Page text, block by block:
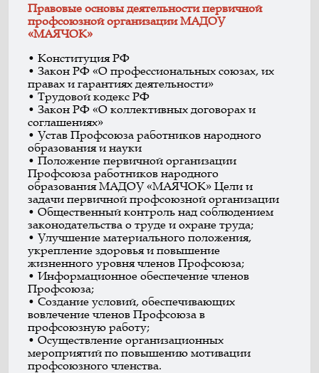
Правовые основы деятельности первичной
профсоюзной организации МАДОУ
«МАЯЧОК»
• Конституция РФ
• Закон РФ «О профессиональных союзах, их
правах и гарантиях деятельности»
• Трудовой кодекс РФ
• Закон РФ «О коллективных договорах и
соглашениях»
• Устав Профсоюза работников народного
образования и науки
• Положение первичной организации
Профсоюза работников народного
образования МАДОУ «МАЯЧОК» Цели и
задачи первичной профсоюзной организации
• Общественный контроль над соблюдением
законодательства о труде и охране труда;
• Улучшение материального положения,
укрепление здоровья и повышение
жизненного уровня членов Профсоюза;
• Информационное обеспечение членов
Профсоюза;
• Создание условий, обеспечивающих
вовлечение членов Профсоюза в
профсоюзную работу;
• Осуществление организационных
мероприятий по повышению мотивации
профсоюзного членства.